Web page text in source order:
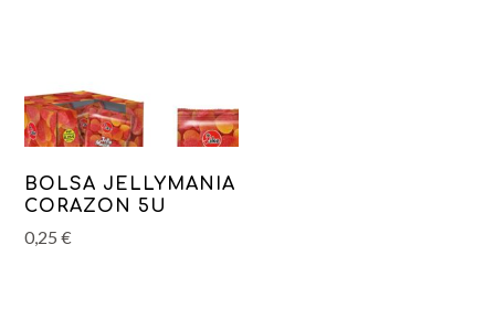
BOLSA JELLYMANIA
CORAZON 5U
0,25€